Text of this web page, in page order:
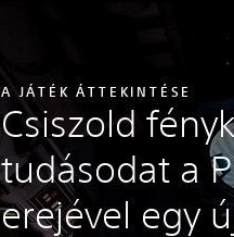
A JÁTÉK ÁTTEKINTÉSE
Csiszold
tudásodat a
erejével egy